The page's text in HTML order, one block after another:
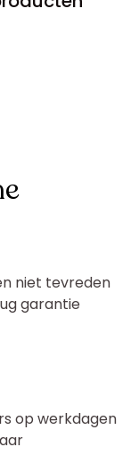
niet tevreden
garantie
op werkdagen